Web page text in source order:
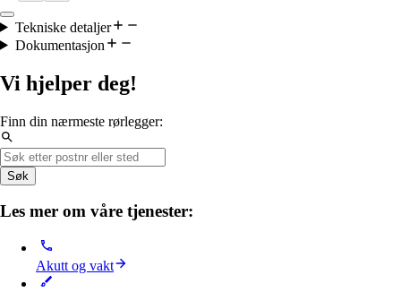
Tekniske detaljer
Dokumentasjon
Vi hjelper deg!
Finn din nærmeste rørlegger:
Søk
Les mer om våre tjenester:
Akutt og vakt